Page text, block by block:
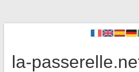
la-